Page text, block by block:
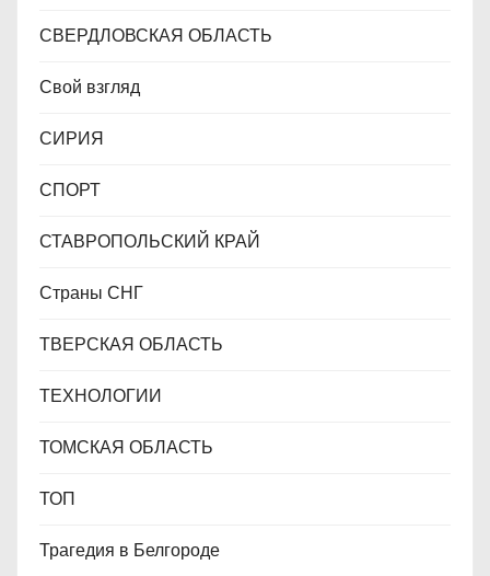
СВЕРДЛОВСКАЯ ОБЛАСТЬ
Свой взгляд
СИРИЯ
СПОРТ
СТАВРОПОЛЬСКИЙ КРАЙ
Страны СНГ
ТВЕРСКАЯ ОБЛАСТЬ
ТЕХНОЛОГИИ
ТОМСКАЯ ОБЛАСТЬ
ТОП
Трагедия в Белгороде